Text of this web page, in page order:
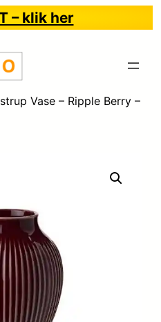
– klik her
Vase – Ripple Berry –